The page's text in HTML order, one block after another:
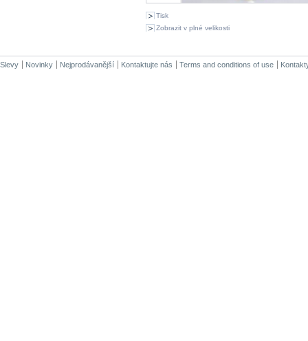
Tisk
Zobrazit v plné velikosti
Slevy Novinky Nejprodávanější Kontaktujte nás Terms and conditions of use